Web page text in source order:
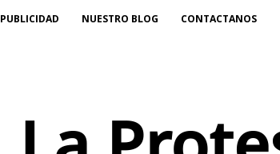
PUBLICIDAD NUESTRO BLOG CONTACTANOS